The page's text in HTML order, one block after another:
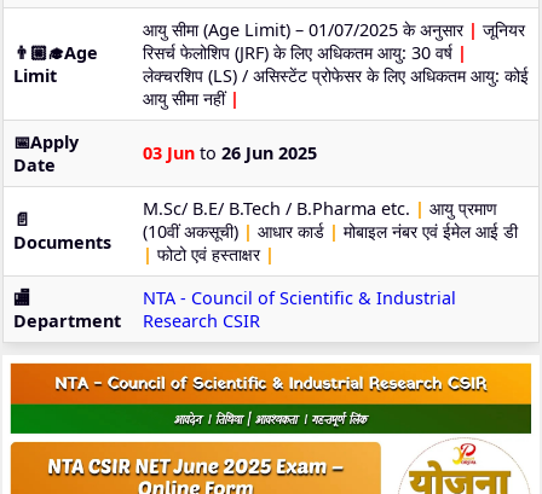
👨🏼‍🎓Age
Limit
आयु सीमा (Age Limit) – 01/07/2025 के अनुसार | जूनियर
रिसर्च फेलोशिप (JRF) के लिए अधिकतम आयु: 30 वर्ष |
लेक्चरशिप (LS) / असिस्टेंट प्रोफेसर के लिए अधिकतम आयु: कोई
आयु सीमा नहीं |
📅Apply
Date
03 Jun to 26 Jun 2025
📄
Documents
M.Sc/ B.E/ B.Tech / B.Pharma etc. | आयु प्रमाण
(10वीं अकसूची) | आधार कार्ड | मोबाइल नंबर एवं ईमेल आई डी
| फोटो एवं हस्ताक्षर |
🏬
Department
NTA - Council of Scientific & Industrial
Research CSIR